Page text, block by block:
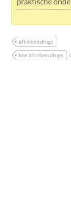
afkicken drugs
hoe afkicken drugs